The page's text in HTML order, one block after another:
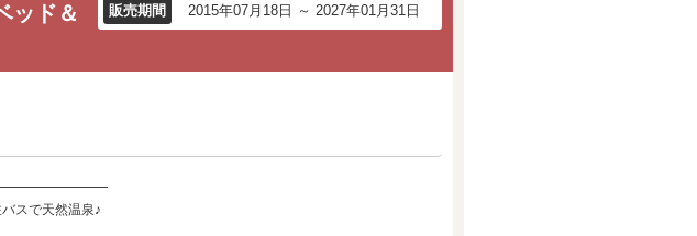
ッド＆
販売期間 2015年07月18日 ～ 2027年01月31日
スで天然温泉♪